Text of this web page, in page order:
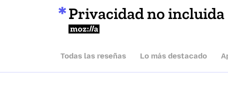
Privacidad no incluida
Mozilla
Todas las reseñas Lo más destacado